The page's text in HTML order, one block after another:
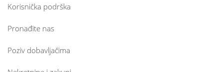
Korisnička podrška
Pronađite nas
Poziv dobavljačima